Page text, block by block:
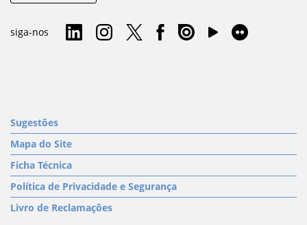
siga-nos
Sugestões
Mapa do Site
Ficha Técnica
Política de Privacidade e Segurança
Livro de Reclamações